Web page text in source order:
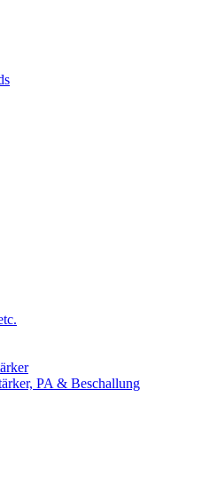
PA & Beschallung